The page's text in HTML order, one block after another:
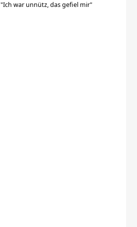
"Ich war unnütz, das gefiel mir"